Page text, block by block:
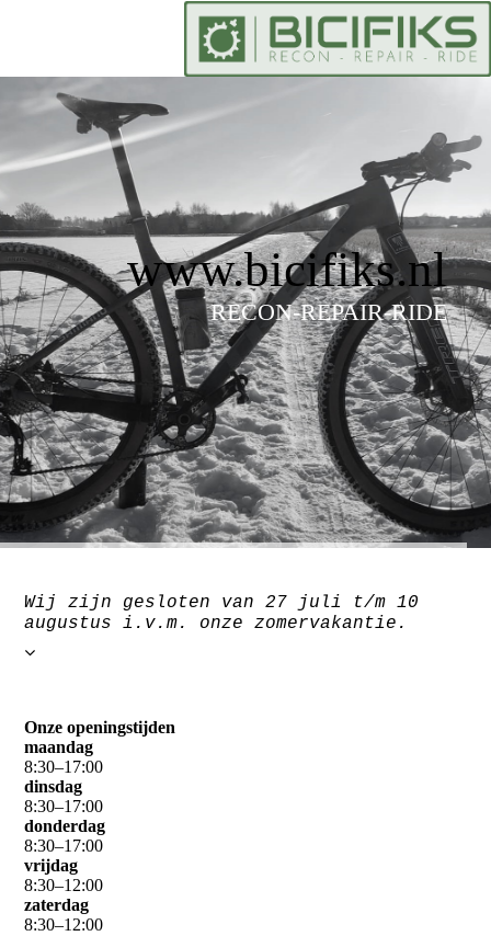
www.bicifiks.nl
RECON-REPAIR-RIDE
Wij zijn gesloten van 27 juli t/m 10
augustus i.v.m. onze zomervakantie.
Onze openingstijden
maandag
8:30–17:00
dinsdag
8:30–17:00
donderdag
8:30–17:00
vrijdag
8:30–12:00
zaterdag
8:30–12:00